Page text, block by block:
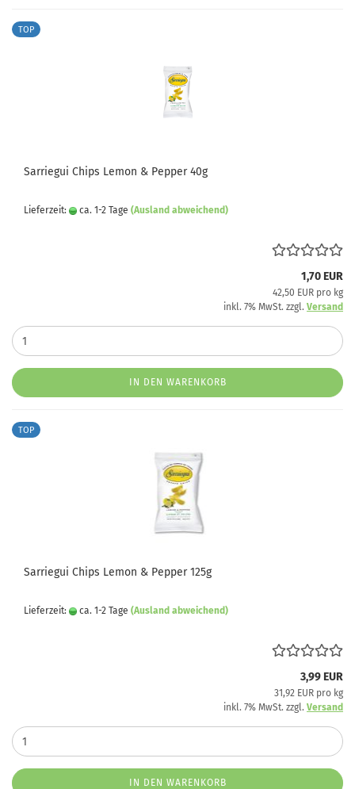
TOP
Sarriegui Chips Lemon & Pepper 40g
Lieferzeit: ca. 1-2 Tage (Ausland abweichend)
1,70 EUR
42,50 EUR pro kg
inkl. 7% MwSt. zzgl. Versand
IN DEN WARENKORB
TOP
Sarriegui Chips Lemon & Pepper 125g
Lieferzeit: ca. 1-2 Tage (Ausland abweichend)
3,99 EUR
31,92 EUR pro kg
inkl. 7% MwSt. zzgl. Versand
IN DEN WARENKORB